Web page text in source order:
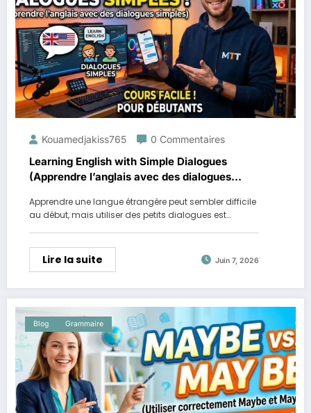
Kouamedjakiss765 0 Commentaires
Learning English with Simple Dialogues
(Apprendre l’anglais avec des dialogues
Apprendre une langue étrangère peut sembler difficile
au début, mais utiliser des petits dialogues est…
Lire la suite Juin 7, 2026
Blog Grammaire